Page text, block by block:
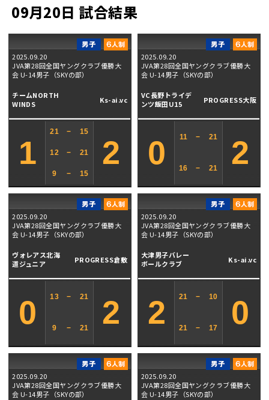
09月20日 試合結果
2025.09.20
JVA第28回全国ヤングクラブ優勝大
会 U-14男子（SKYの部）
チームNORTH
WINDS
Ks-ai.vc
1
21 − 15
12 − 21
9 − 15
2
2025.09.20
JVA第28回全国ヤングクラブ優勝大
会 U-14男子（SKYの部）
VC長野トライデ
ンツ飯田U15
PROGRESS大阪
0 11 − 21
16 − 21 2
2025.09.20
JVA第28回全国ヤングクラブ優勝大
会 U-14男子（SKYの部）
ヴォレアス北海
道ジュニア
PROGRESS倉敷
0 13 − 21
9 − 21 2
2025.09.20
JVA第28回全国ヤングクラブ優勝大
会 U-14男子（SKYの部）
大津男子バレー
ボールクラブ
Ks-ai.vc
2 21 − 10
21 − 17 0
2025.09.20
JVA第28回全国ヤングクラブ優勝大
会 U-14男子（SKYの部）
2025.09.20
JVA第28回全国ヤングクラブ優勝大
会 U-14男子（SKYの部）